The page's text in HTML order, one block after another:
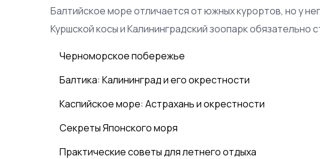
Балтийское море отличается от южных курортов, но у
Куршской косы и Калининградский зоопарк обязательно
Черноморское побережье
Балтика: Калининград и его окрестности
Каспийское море: Астрахань и окрестности
Секреты Японского моря
Практические советы для летнего отдыха